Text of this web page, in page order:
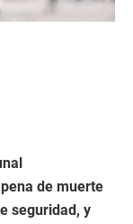
de muerte
seguridad, y